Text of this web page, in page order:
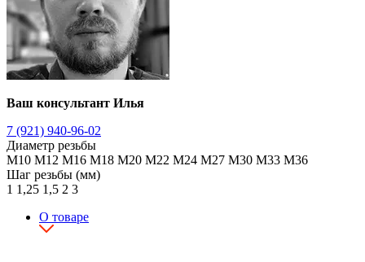
Ваш консультант Илья
7 (921) 940-96-02
Диаметр резьбы
М10 М12 М16 М18 М20 М22 М24 М27 М30 М33 М36
Шаг резьбы (мм)
1 1,25 1,5 2 3
О товаре